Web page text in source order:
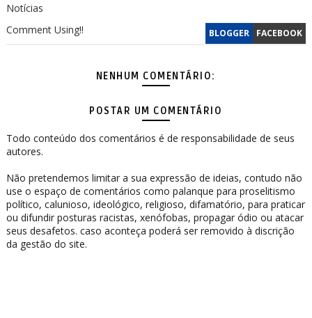
Notícias
BLOGGER FACEBOOK
Comment Using!!
NENHUM COMENTÁRIO:
POSTAR UM COMENTÁRIO
Todo conteúdo dos comentários é de responsabilidade de seus
autores.
Não pretendemos limitar a sua expressão de ideias, contudo não
use o espaço de comentários como palanque para proselitismo
político, calunioso, ideológico, religioso, difamatório, para praticar
ou difundir posturas racistas, xenófobas, propagar ódio ou atacar
seus desafetos. caso aconteça poderá ser removido à discrição
da gestão do site.